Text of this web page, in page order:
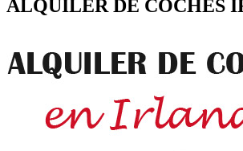
ALQUILER DE COCHES